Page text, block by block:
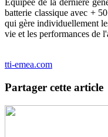
Équipée de la dernière
batterie classique avec +
qui gère individuellement
vie et les performances de
tti-emea.com
Partager cette article